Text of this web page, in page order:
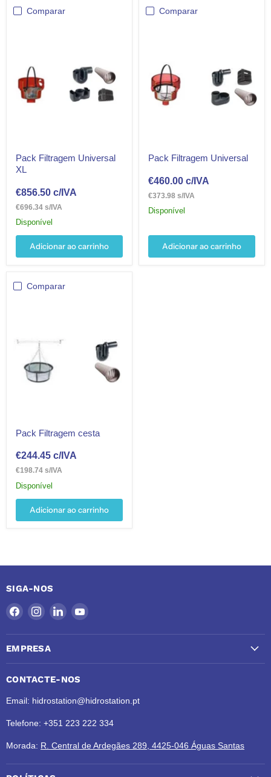
Comparar
Pack Filtragem Universal
XL
€856.50 c/IVA
€696.34 s/IVA
Disponível
Adicionar ao carrinho
Comparar
Pack Filtragem Universal
€460.00 c/IVA
€373.98 s/IVA
Disponível
Adicionar ao carrinho
Comparar
Pack Filtragem cesta
€244.45 c/IVA
€198.74 s/IVA
Disponível
Adicionar ao carrinho
SIGA-NOS
Encontre-
nos
no
Facebook
Encontre-
nos
no
Instagram
Encontre-
nos
no
Encontre-
no
EMPRESA
CONTACTE-NOS
Email: hidrostation@hidrostation.pt
Telefone: +351 223 222 334
Morada: R. Central de Ardegães 289, 4425-046 Águas Santas